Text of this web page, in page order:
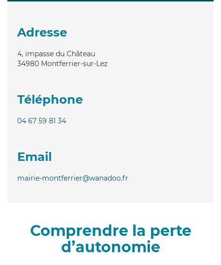
Adresse
4, impasse du Château
34980 Montferrier-sur-Lez
Téléphone
04 67 59 81 34
Email
mairie-montferrier@wanadoo.fr
Comprendre la perte
d’autonomie